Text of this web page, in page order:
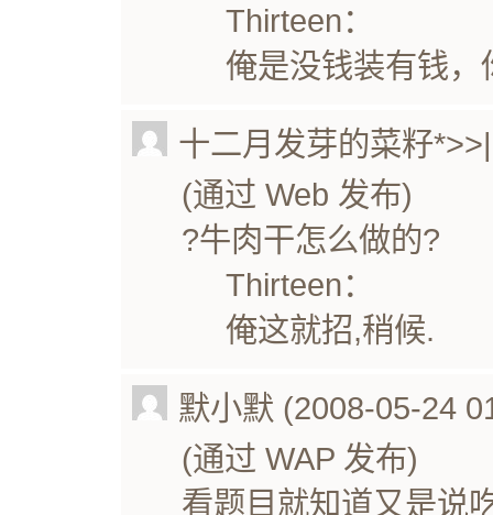
Thirteen：
俺是没钱装有钱
十二月发芽的菜籽
(通过 Web 发布)
?牛肉干怎么做的?
Thirteen：
俺这就招,稍候.
默小默 (2008-05-24
(通过 WAP 发布)
看题目就知道又是说